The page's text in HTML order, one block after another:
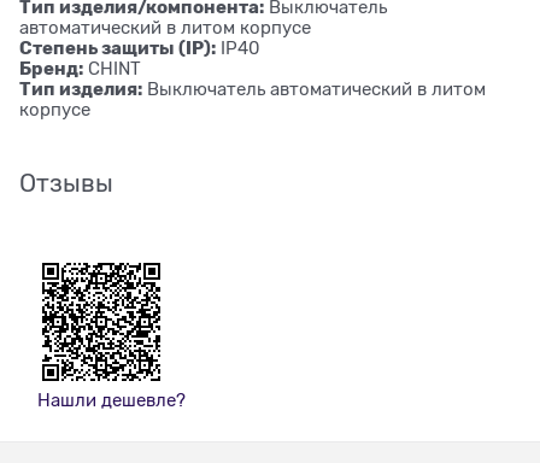
Тип изделия/компонента: Выключатель
автоматический в литом корпусе
Степень защиты (IP): IP40
Бренд: CHINT
Тип изделия: Выключатель автоматический в литом
корпусе
Отзывы
Нашли дешевле?